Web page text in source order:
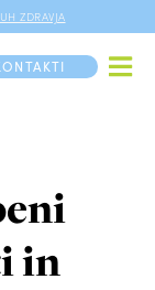
ZDRAVJA
in